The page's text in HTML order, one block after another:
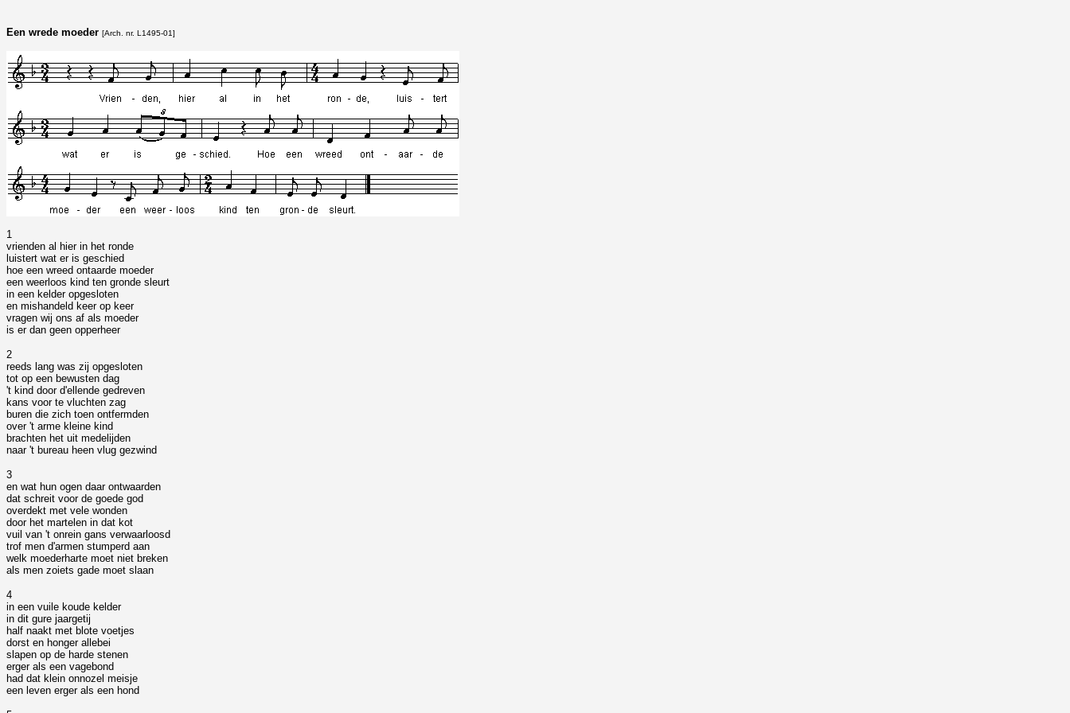
Een wrede moeder [Arch. nr. L1495-01]
1
vrienden al hier in het ronde
luistert wat er is geschied
hoe een wreed ontaarde moeder
een weerloos kind ten gronde sleurt
in een kelder opgesloten
en mishandeld keer op keer
vragen wij ons af als moeder
is er dan geen opperheer
2
reeds lang was zij opgesloten
tot op een bewusten dag
't kind door d'ellende gedreven
kans voor te vluchten zag
buren die zich toen ontfermden
over 't arme kleine kind
brachten het uit medelijden
naar 't bureau heen vlug gezwind
3
en wat hun ogen daar ontwaarden
dat schreit voor de goede god
overdekt met vele wonden
door het martelen in dat kot
vuil van 't onrein gans verwaarloosd
trof men d'armen stumperd aan
welk moederharte moet niet breken
als men zoiets gade moet slaan
4
in een vuile koude kelder
in dit gure jaargetij
half naakt met blote voetjes
dorst en honger allebei
slapen op de harde stenen
erger als een vagebond
had dat klein onnozel meisje
een leven erger als een hond